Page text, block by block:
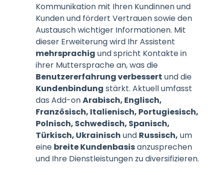
Kommunikation mit Ihren Kundinnen und
Kunden und fördert Vertrauen sowie den
Austausch wichtiger Informationen. Mit
dieser Erweiterung wird Ihr Assistent
mehrsprachig und spricht Kontakte in
ihrer Muttersprache an, was die
Benutzererfahrung verbessert und die
Kundenbindung stärkt. Aktuell umfasst
das Add-onArabisch, Englisch,
Französisch, Italienisch, Portugiesisch,
Polnisch, Schwedisch, Spanisch,
Türkisch, Ukrainisch und Russisch, um
eine breite Kundenbasisanzusprechen
und Ihre Dienstleistungen zu diversifizieren.